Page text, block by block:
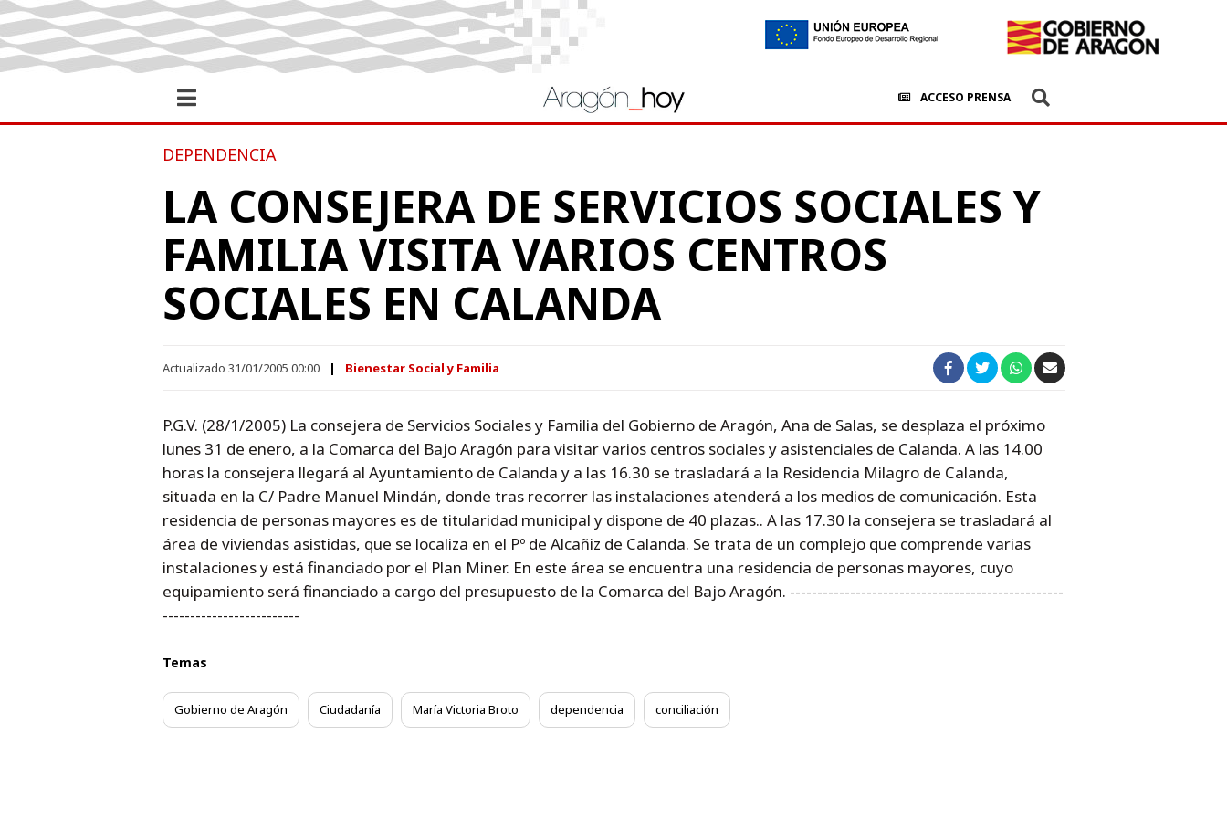
ACCESO PRENSA
DEPENDENCIA
LA CONSEJERA DE SERVICIOS SOCIALES Y
FAMILIA VISITA VARIOS CENTROS
SOCIALES EN CALANDA
Actualizado 31/01/2005 00:00 Bienestar Social y Familia
P.G.V. (28/1/2005) La consejera de Servicios Sociales y Familia del Gobierno de Aragón, Ana de Salas, se desplaza el próximo
lunes 31 de enero, a la Comarca del Bajo Aragón para visitar varios centros sociales y asistenciales de Calanda. A las 14.00
horas la consejera llegará al Ayuntamiento de Calanda y a las 16.30 se trasladará a la Residencia Milagro de Calanda,
situada en la C/ Padre Manuel Mindán, donde tras recorrer las instalaciones atenderá a los medios de comunicación. Esta
residencia de personas mayores es de titularidad municipal y dispone de 40 plazas.. A las 17.30 la consejera se trasladará al
área de viviendas asistidas, que se localiza en el Pº de Alcañiz de Calanda. Se trata de un complejo que comprende varias
instalaciones y está financiado por el Plan Miner. En este área se encuentra una residencia de personas mayores, cuyo
equipamiento será financiado a cargo del presupuesto de la Comarca del Bajo Aragón. --------------------------------------------------
-------------------------
Temas
Gobierno de Aragón Ciudadanía María Victoria Broto dependencia conciliación